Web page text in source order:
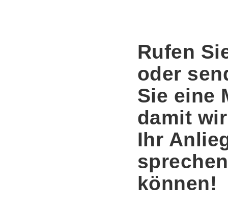
Rufen
oder
Sie eine
damit
Ihr
sprechen
können!